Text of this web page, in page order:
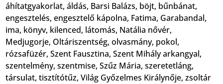
áhítatgyakorlat,áldás, Barsi Balázs, böjt, bűnbánat,
engesztelés,engesztelő kápolna, Fatima, Garabandal,
ima, könyv, kilenced, látomás, Natália nővér,
Medjugorje, Oltáriszentség,olvasmány, pokol,
rózsafüzér,Szent Fausztina,Szent Mihály arkangyal,
szentelmény,szentmise,Szűz Mária,szeretetláng,
társulat,tisztítótűz,Világ Győzelmes Királynője,zsoltár